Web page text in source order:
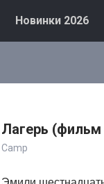
Новинки 2026
Лагерь (фильм
Camp